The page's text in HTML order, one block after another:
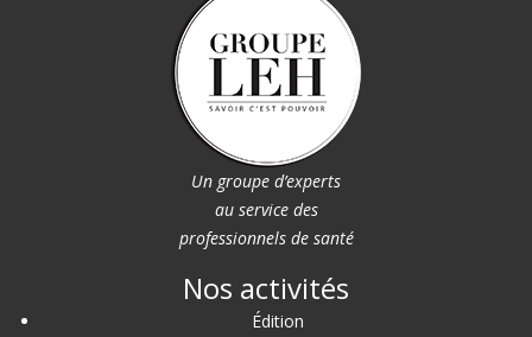
Un groupe d’experts
au service des
professionnels de santé
Nos activités
Édition